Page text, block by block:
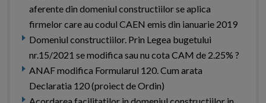
aferente din domeniul constructiilor se aplica
firmelor care au codul CAEN emis din ianuarie 2019
Domeniul constructiilor. Prin Legea bugetului
nr.15/2021 se modifica sau nu cota CAM de 2.25% ?
ANAF modifica Formularul 120. Cum arata
Declaratia 120 (proiect de Ordin)